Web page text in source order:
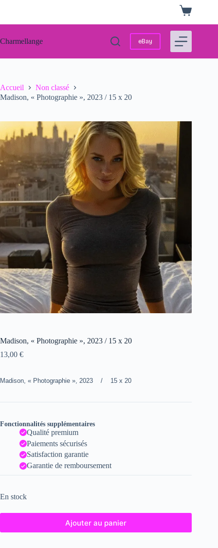
Panier
d’achat
Charmellange eBay
Accueil
Non classé
Madison, « Photographie », 2023 / 15 x 20
Madison, « Photographie », 2023 / 15 x 20
13,00 €
Madison, « Photographie », 2023 / 15 x 20
Fonctionnalités supplémentaires
Qualité premium
Paiements sécurisés
Satisfaction garantie
Garantie de remboursement
En stock
Ajouter au panier